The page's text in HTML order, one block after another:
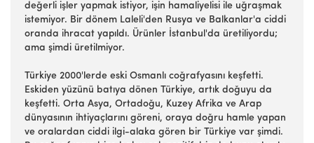
değerli işler yapmak istiyor, işin hamaliyelisi ile uğraşmak
istemiyor. Bir dönem Laleli'den Rusya ve Balkanlar'a ciddi
oranda ihracat yapıldı. Ürünler İstanbul'da üretiliyordu;
ama şimdi üretilmiyor.
Türkiye 2000'lerde eski Osmanlı coğrafyasını keşfetti.
Eskiden yüzünü batıya dönen Türkiye, artık doğuyu da
keşfetti. Orta Asya, Ortadoğu, Kuzey Afrika ve Arap
dünyasının ihtiyaçlarını göreni, oraya doğru hamle yapan
ve oralardan ciddi ilgi-alaka gören bir Türkiye var şimdi.